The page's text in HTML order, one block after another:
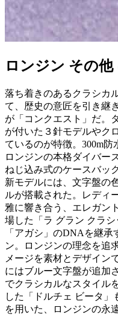
ロンジン その他
落ち着きのあるクラシカ
て、歴史の意匠を引き継
が「コンクエスト」だ。
が付いた３針モデルやク
ているのが特徴。300m
ロンジンの本格ダイバー
ねじ込み式のケースバッ
新モデルには、文字盤の
ルが搭載された。レディ
雅に響き合う、エレガン
場した「ラ グラン クラ
「アガシ」のDNAを継
ン。ロンジンの理念を追
メージを素材とデザイン
にはブルー文字盤が追加
でクラシカルなスタイル
した「ドルチェ ビータ
を用いた、ロンジンの永